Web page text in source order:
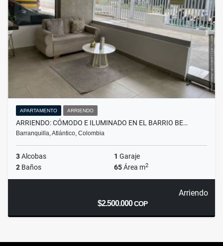
APARTAMENTO ARRIENDO
ARRIENDO: CÓMODO E ILUMINADO EN EL BARRIO BE…
Barranquilla, Atlántico, Colombia
3Alcobas 1 Garaje
2 Baños 65Área m2
Arriendo
$2.500.000COP